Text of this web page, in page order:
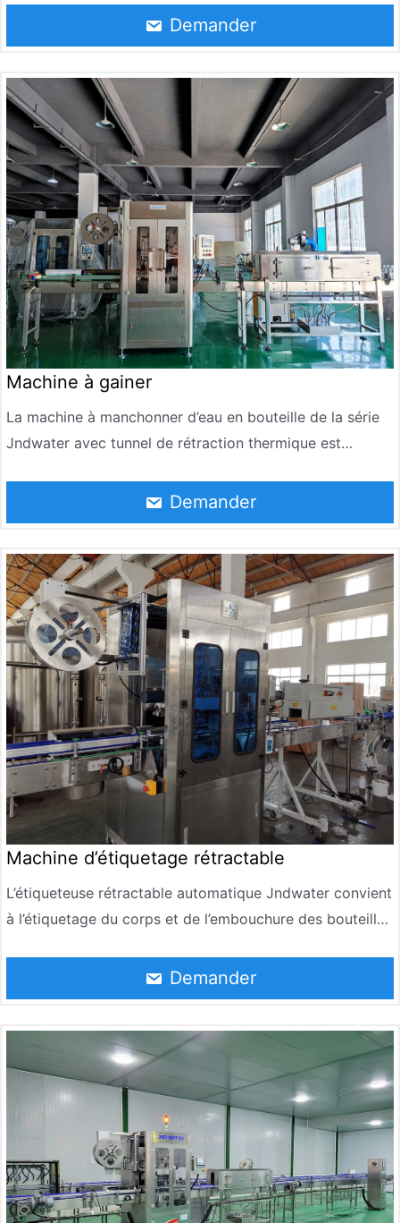
l’étiquetage précis de la zone du goulot de la bouteille et
convient aux lignes de production de boissons, de
et d’autres aliments liquides. Différents types de
bouteilles, par exemple : bouteille ronde, bouteille
carrée, bouteille plate, bouteille incurvée et en forme de
tasse, etc.
Demander
Machine à gainer
La machine à manchonner d’eau en bouteille de la série
Jndwater avec tunnel de rétraction thermique est
ronde, bouteille carrée, bouteille plate, bouteille incurvée
et en forme de tasse, etc. Il adopte un contrôleur
servomoteur, un convertisseur de fréquence et un
transducteur, en outre, il adopte le module de
positionnement pour assurer la coulée de l’étiquette
précise, rapide et stable
Demander
Machine d’étiquetage rétractable
L’étiqueteuse rétractable automatique Jndwater convient
à l’étiquetage du corps et de l’embouchure des bouteilles
largement utilisée dans l’industrie alimentaire et des
boissons telles que les jus, les condiments, les
des bouteilles en verre ou en plastique.
Demander